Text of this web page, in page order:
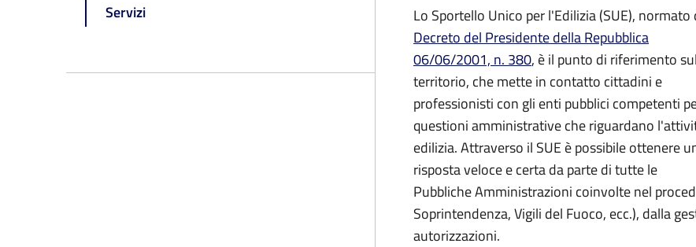
Servizi
Lo Sportello Unico per l'Edilizia (SUE), normato
Decreto del Presidente della Repubblica
06/06/2001, n. 380, è il punto di riferimento sul
territorio, che mette in contatto cittadini e
professionisti con gli enti pubblici competenti
questioni amministrative che riguardano
edilizia. Attraverso il SUE è possibile ottenere
risposta veloce e certa da parte di tutte le
Pubbliche Amministrazioni coinvolte nel
Soprintendenza, Vigili del Fuoco, ecc.), dalla
autorizzazioni.